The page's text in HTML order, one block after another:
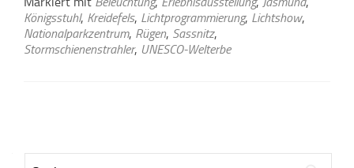
Königsstuhl, Kreidefels, Lichtprogrammierung, Lichtshow,
Nationalparkzentrum, Rügen, Sassnitz,
Stormschienenstrahler, UNESCO-Welterbe
Navigation